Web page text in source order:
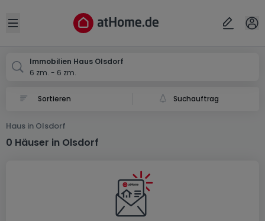
Open sidebar
Immobilien Haus Olsdorf
6 zm. - 6 zm.
Suchauftrag
Haus in Olsdorf
0 Häuser in Olsdorf
Ort
Abbrechen ok
Olsdorf